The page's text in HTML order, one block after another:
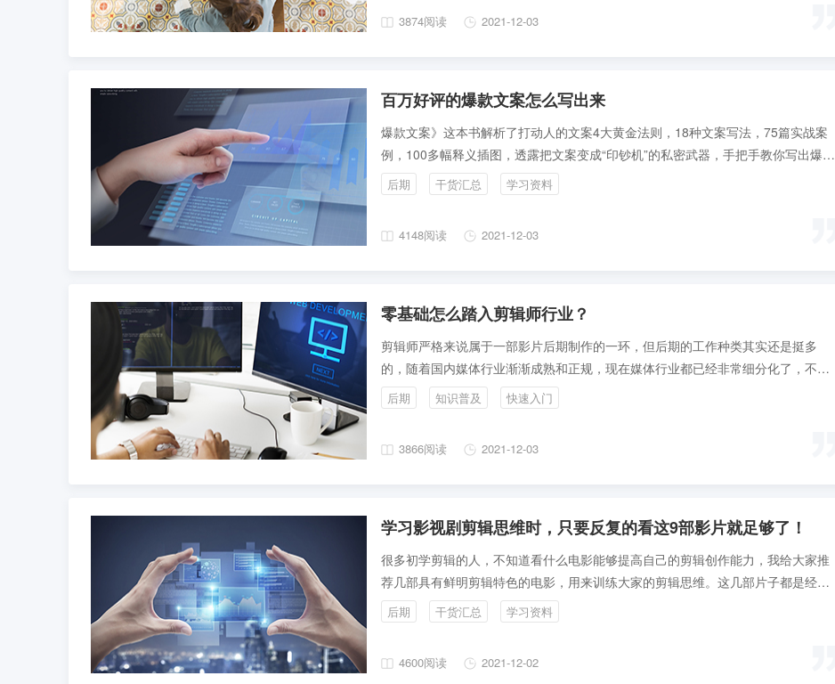
3874阅读 2021-12-03
百万好评的爆款文案怎么写出来
爆款文案》这本书解析了打动人的文案4大黄金法则，18种文案写法，75篇实战案
例，100多幅释义插图，透露把文案变成“印钞机”的私密武器，手把手教你写出爆款
文案。书籍推荐：该书主要针对的是商业文案的写作套路，很多大咖都推荐过，其
中的内容无论是对影视工作还是平面工作，亦或是销售工作都非常有用。
后期 干货汇总 学习资料
4148阅读 2021-12-03
零基础怎么踏入剪辑师行业？
剪辑师严格来说属于一部影片后期制作的一环，但后期的工作种类其实还是挺多
的，随着国内媒体行业渐渐成熟和正规，现在媒体行业都已经非常细分化了，不同
的部门不同的岗位也对应不同的技能，比如，前期：导演、摄像、灯光、道具、制
片等。后期大概可以分：剪辑、包装、特效、调色以及平面。
后期 知识普及 快速入门
3866阅读 2021-12-03
学习影视剧剪辑思维时，只要反复的看这9部影片就足够了！
很多初学剪辑的人，不知道看什么电影能够提高自己的剪辑创作能力，我给大家推
荐几部具有鲜明剪辑特色的电影，用来训练大家的剪辑思维。这几部片子都是经过
我挑选过的，在某个知识点具有代表性的片子，适合大家反复的观看，学习剪辑思
维，其实就是看多电影，把里面的剪辑技巧形成肌肉记忆，让大脑有潜意识的印
并且看电影即能放松娱乐自己，又学习到了影视创作知识，在电脑上看又不花钱，
后期 干货汇总 学习资料
4600阅读 2021-12-02